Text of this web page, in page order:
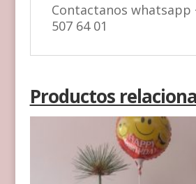
Contactanos whatsapp
507 64 01
Productos